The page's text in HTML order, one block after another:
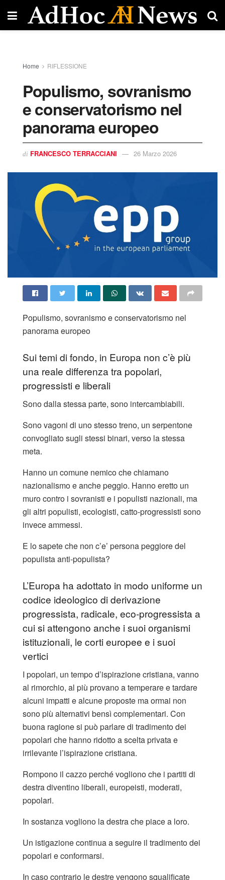
Home RIFLESSIONE
Populismo, sovranismo
e conservatorismo nel
panorama europeo
di FRANCESCO TERRACCIANI 26 Marzo 2026
Populismo, sovranismo e conservatorismo nel
panorama europeo
Sui temi di fondo, in Europa non c’è più
una reale differenza tra popolari,
progressisti e liberali
Sono dalla stessa parte, sono intercambiabili.
Sono vagoni di uno stesso treno, un serpentone
convogliato sugli stessi binari, verso la stessa
meta.
Hanno un comune nemico che chiamano
nazionalismo e anche peggio. Hanno eretto un
muro contro i sovranisti e i populisti nazionali, ma
gli altri populisti, ecologisti, catto-progressisti sono
invece ammessi.
E lo sapete che non c’e’ persona peggiore del
populista anti-populista?
L’Europa ha adottato in modo uniforme un
codice ideologico di derivazione
progressista, radicale, eco-progressista a
cui si attengono anche i suoi organismi
istituzionali, le corti europee e i suoi
vertici
I popolari, un tempo d’ispirazione cristiana, vanno
al rimorchio, al più provano a temperare e tardare
alcuni impatti e alcune proposte ma ormai non
sono più alternativi bensì complementari. Con
buona ragione si può parlare di tradimento dei
popolari che hanno ridotto a scelta privata e
irrilevante l’ispirazione cristiana.
Rompono il cazzo perché vogliono che i partiti di
destra diventino liberali, europeisti, moderati,
popolari.
In sostanza vogliono la destra che piace a loro.
Un istigazione continua a seguire il tradimento dei
popolari e conformarsi.
In caso contrario le destre vengono squalificate